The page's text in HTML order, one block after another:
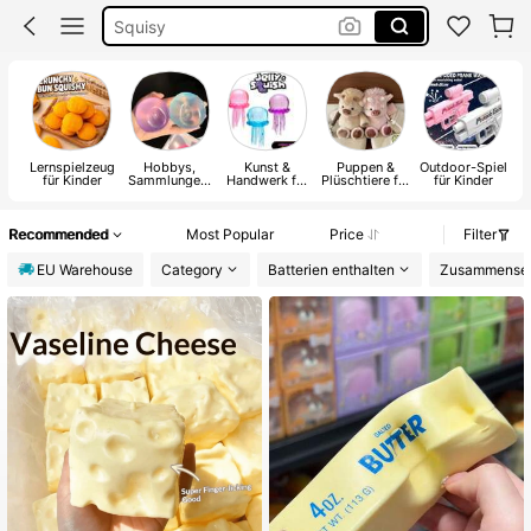
Spuishy
Squishies
Lernspielzeug
für Kinder
Hobbys,
Sammlungen,
Kunst &
Handwerk für
Puppen &
Plüschtiere für
Outdoor-Spiel
für Kinder
Recommended Most Popular Price
Filter
EU Warehouse
Category Batterien enthalten